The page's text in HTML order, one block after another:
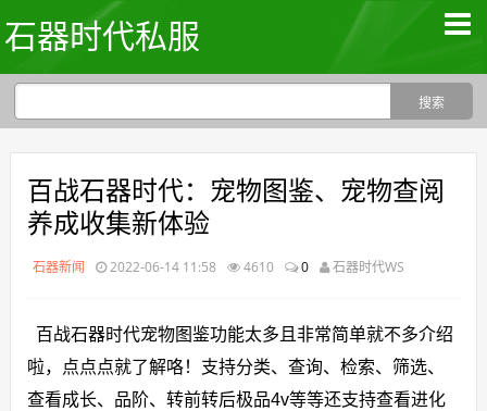
石器时代私服
百战石器时代：宠物图鉴、宠物查阅
养成收集新体验
石器新闻 2022-06-14 11:58 4610 0 石器时代WS
百战石器时代宠物图鉴功能太多且非常简单就不多介绍
啦，点点点就了解咯！支持分类、查询、检索、筛选、
查看成长、品阶、转前转后极品4v等等还支持查看进化